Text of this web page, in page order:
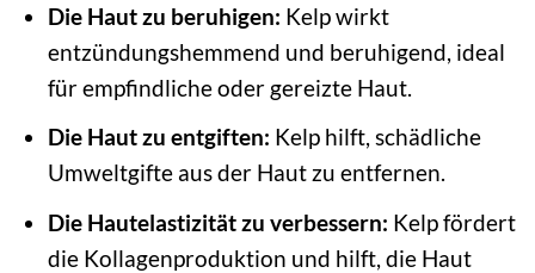
Die Haut zu beruhigen: Kelp wirkt
entzündungshemmend und beruhigend, ideal
für empfindliche oder gereizte Haut.
Die Haut zu entgiften: Kelp hilft, schädliche
Umweltgifte aus der Haut zu entfernen.
Die Hautelastizität zu verbessern: Kelp fördert
die Kollagenproduktion und hilft, die Haut